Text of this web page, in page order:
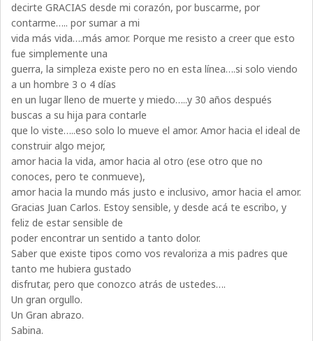
decirte GRACIAS desde mi corazón, por buscarme, por
contarme….. por sumar a mi
vida más vida….más amor. Porque me resisto a creer que esto
fue simplemente una
guerra, la simpleza existe pero no en esta línea….si solo viendo
a un hombre 3 o 4 días
en un lugar lleno de muerte y miedo…..y 30 años después
buscas a su hija para contarle
que lo viste…..eso solo lo mueve el amor. Amor hacia el ideal de
construir algo mejor,
amor hacia la vida, amor hacia al otro (ese otro que no
conoces, pero te conmueve),
amor hacia la mundo más justo e inclusivo, amor hacia el amor.
Gracias Juan Carlos. Estoy sensible, y desde acá te escribo, y
feliz de estar sensible de
poder encontrar un sentido a tanto dolor.
Saber que existe tipos como vos revaloriza a mis padres que
tanto me hubiera gustado
disfrutar, pero que conozco atrás de ustedes….
Un gran orgullo.
Un Gran abrazo.
Sabina.